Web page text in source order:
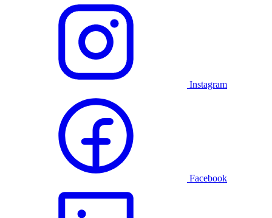
Instagram
Facebook